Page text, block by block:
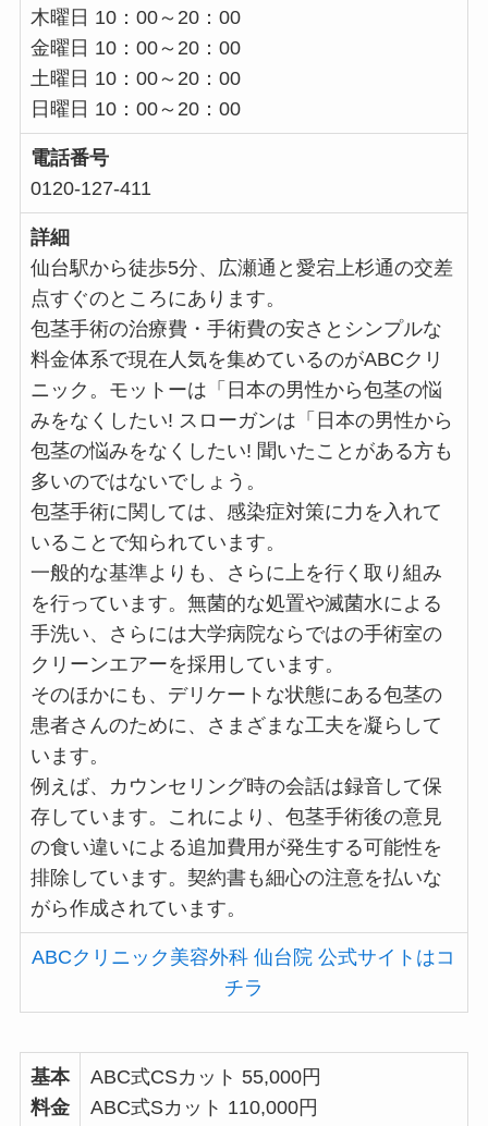
木曜日 10：00～20：00
金曜日 10：00～20：00
土曜日 10：00～20：00
日曜日 10：00～20：00
電話番号
0120-127-411
詳細
仙台駅から徒歩5分、広瀬通と愛宕上杉通の交差
点すぐのところにあります。
包茎手術の治療費・手術費の安さとシンプルな
料金体系で現在人気を集めているのがABCクリ
ニック。モットーは「日本の男性から包茎の悩
みをなくしたい! スローガンは「日本の男性から
包茎の悩みをなくしたい! 聞いたことがある方も
多いのではないでしょう。
包茎手術に関しては、感染症対策に力を入れて
いることで知られています。
一般的な基準よりも、さらに上を行く取り組み
を行っています。無菌的な処置や滅菌水による
手洗い、さらには大学病院ならではの手術室の
クリーンエアーを採用しています。
そのほかにも、デリケートな状態にある包茎の
患者さんのために、さまざまな工夫を凝らして
います。
例えば、カウンセリング時の会話は録音して保
存しています。これにより、包茎手術後の意見
の食い違いによる追加費用が発生する可能性を
排除しています。契約書も細心の注意を払いな
がら作成されています。
ABCクリニック美容外科 仙台院 公式サイトはコ
チラ
基本
料金
ABC式CSカット 55,000円
ABC式Sカット 110,000円